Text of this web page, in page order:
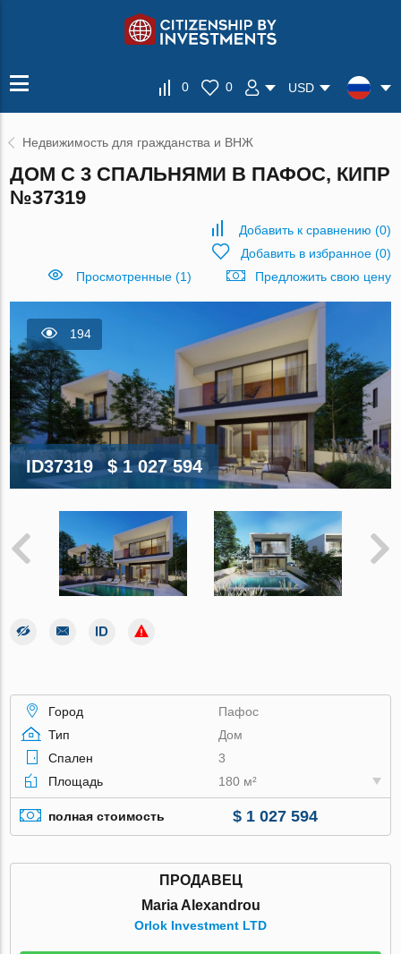
0 0 USD
Недвижимость для гражданства и ВНЖ
ДОМ С 3 СПАЛЬНЯМИ В ПАФОС, КИПР
№37319
Добавить к сравнению (0)
Добавить в избранное(0)
Просмотренные (1)
Предложить свою цену
194
ID37319 $ 1 027 594
Город
Пафос
Тип
Дом
Спален
3
Площадь
180 м²
полная стоимость $ 1 027 594
ПРОДАВЕЦ
Maria Alexandrou
Orlok Investment LTD